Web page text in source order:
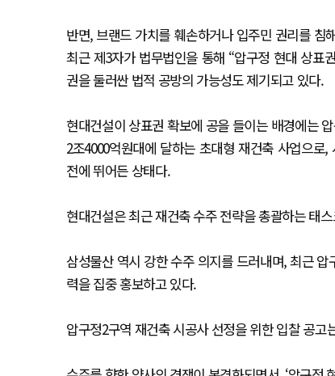
반면, 브랜드 가치를 훼손하거나 입주민 권리를
최근 제3자가 법무법인을 통해 “압구정 현대 상표
권을 둘러싼 법적 공방의 가능성도 제기되고 있다.
현대건설이 상표권 확보에 공을 들이는 배경에는
2조4000억원대에 달하는 초대형 재건축 사업으
전에 뛰어든 상태다.
현대건설은 최근 재건축 수주 전략을 총괄하는 태
삼성물산 역시 강한 수주 의지를 드러내며, 최근
력을 집중 홍보하고 있다.
압구정2구역 재건축 시공사 선정을 위한 입찰 공고